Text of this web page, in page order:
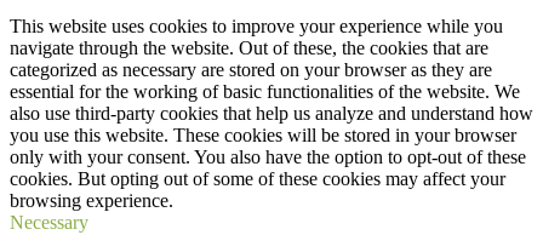
This website uses cookies to improve your experience while you
navigate through the website. Out of these, the cookies that are
categorized as necessary are stored on your browser as they are
essential for the working of basic functionalities of the website. We
also use third-party cookies that help us analyze and understand how
you use this website. These cookies will be stored in your browser
only with your consent. You also have the option to opt-out of these
cookies. But opting out of some of these cookies may affect your
browsing experience.
Necessary